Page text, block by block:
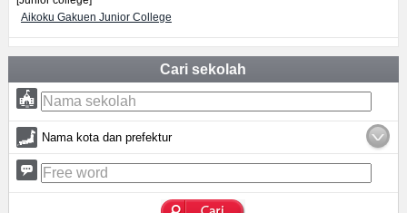
Aikoku Gakuen Junior College
Cari sekolah
Nama kota dan prefektur